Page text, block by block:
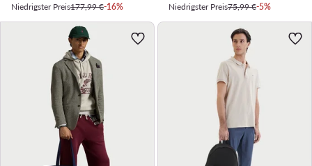
Niedrigster Preis177,99 €-16%
Niedrigster Preis75,99 €-5%